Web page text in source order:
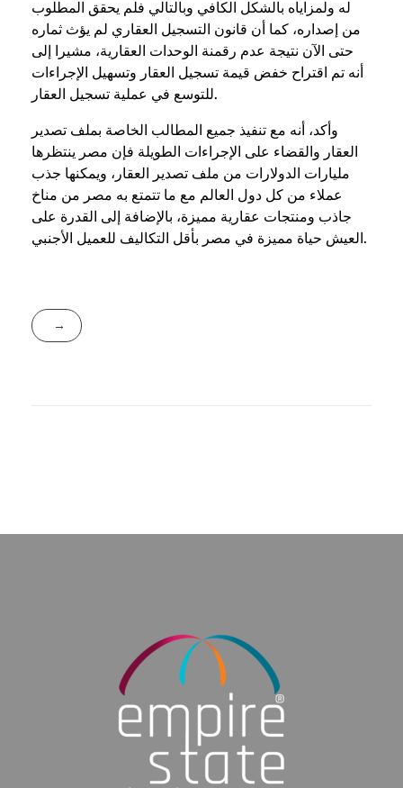
له ولمزاياه بالشكل الكافي وبالتالي فلم يحقق المطلوب
من إصداره، كما أن قانون التسجيل العقاري لم يؤث ثماره
حتى الآن نتيجة عدم رقمنة الوحدات العقارية، مشيرا إلى
أنه تم اقتراح خفض قيمة تسجيل العقار وتسهيل الإجراءات
للتوسع في عملية تسجيل العقار.
وأكد، أنه مع تنفيذ جميع المطالب الخاصة بملف تصدير
العقار والقضاء على الإجراءات الطويلة فإن مصر ينتظرها
مليارات الدولارات من ملف تصدير العقار، ويمكنها جذب
عملاء من كل دول العالم مع ما تتمتع به مصر من مناخ
جاذب ومنتجات عقارية مميزة، بالإضافة إلى القدرة على
العيش حياة مميزة في مصر بأقل التكاليف للعميل الأجنبي.